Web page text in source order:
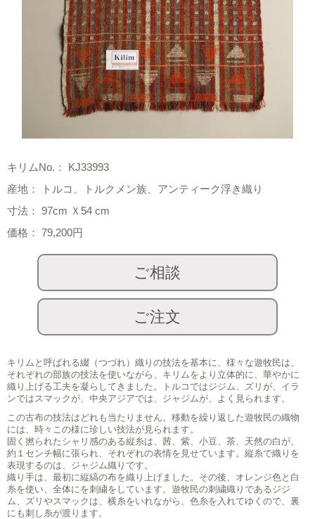
キリムNo.： KJ33993
産地： トルコ、トルクメン族、アンティーク浮き織り
寸法： 97cm Ｘ54 cm
価格： 79,200円
キリムと呼ばれる綴（つづれ）織りの技法を基本に、様々な遊牧民は、
それぞれの部族の技法を使いながら、キリムをより立体的に、華やかに
織り上げる工夫を凝らしてきました。トルコではジジム、ズリが、イラ
ンではスマックが、中央アジアでは、ジャジムが、よく見られます。
この古布の技法はどれも当たりません。移動を繰り返した遊牧民の織物
には、時々この様に珍しい技法が見られます。
固く撚られたシャリ感のある縦糸は、茜、紫、小豆、茶、天然の白が、
約１センチ幅に張られ、それぞれの表情を見せています。縦糸で織りを
表現するのは、ジャジム織りです。
織り手は、最初に縦縞の布を織り上げました。その後、オレンジ色と白
糸を使い、全体にを刺繍をしています。遊牧民の刺繍織りであるジジ
ム、ズリやスマックは、横糸をいれながら、色糸を入れてゆくので、裏
にも刺し糸が渡ります。